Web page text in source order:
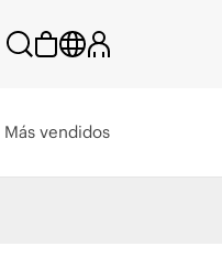
Más vendidos